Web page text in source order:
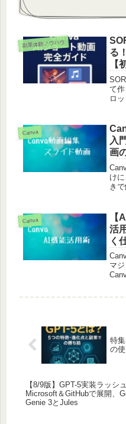
副業体験ノウハウ
る
【
て
ロ
Canva
入
画
け
き
で
Canva
【
活
く
マ
特
の
【8/9版】GPT-5実装ラッシュ
Microsoft＆GitHubで展開、
Genie 3とJules